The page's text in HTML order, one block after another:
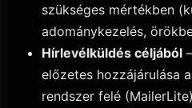
szükséges mértékben
adománykezelés,
Hírlevélküldés céljából
előzetes hozzájárulása
rendszer felé